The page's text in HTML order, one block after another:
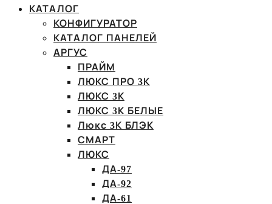
КАТАЛОГ
КОНФИГУРАТОР
КАТАЛОГ ПАНЕЛЕЙ
АРГУС
ПРАЙМ
ЛЮКС ПРО 3К
ЛЮКС 3К
ЛЮКС 3К БЕЛЫЕ
Люкс 3К БЛЭК
СМАРТ
ЛЮКС
ДА-97
ДА-92
ДА-61